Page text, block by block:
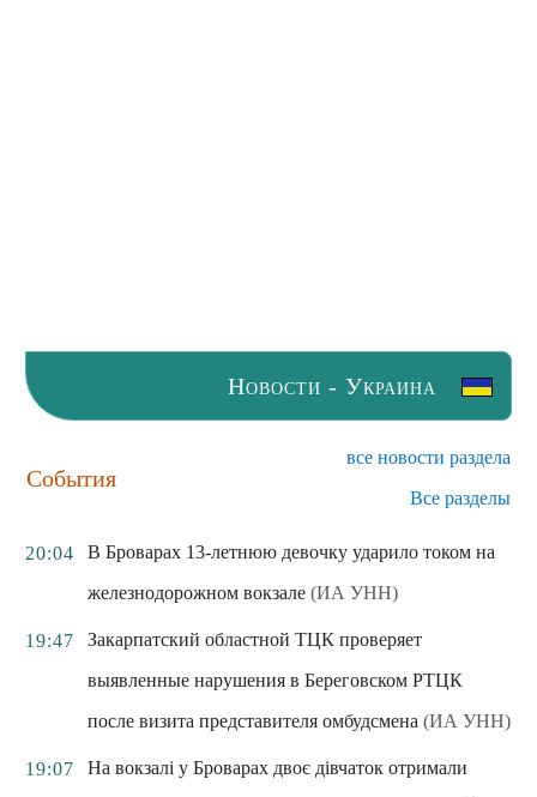
Новости - Украина
События
все новости раздела
Все разделы
20:04
В Броварах 13-летнюю девочку ударило током на
железнодорожном вокзале (ИА УНН)
19:47
Закарпатский областной ТЦК проверяет
выявленные нарушения в Береговском РТЦК
после визита представителя омбудсмена (ИА УНН)
19:07
На вокзалі у Броварах двоє дівчаток отримали